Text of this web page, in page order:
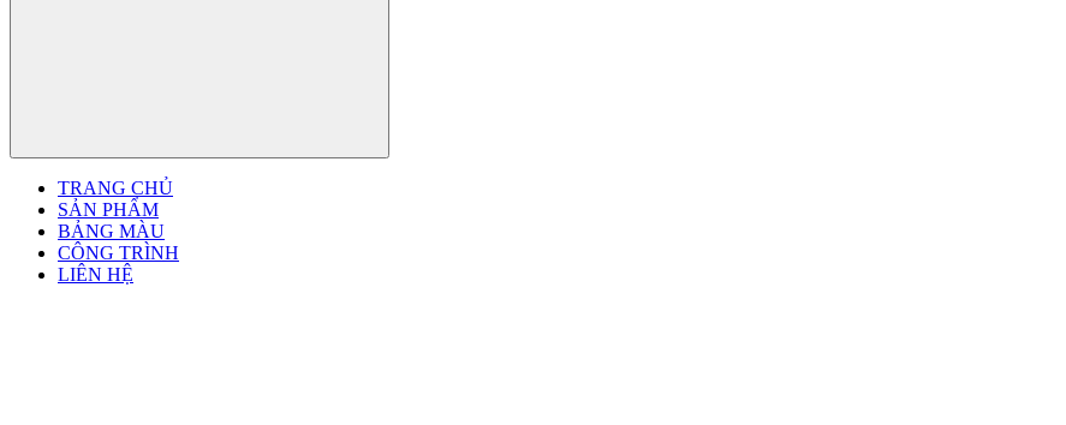
TRANG CHỦ
SẢN PHẨM
BẢNG MÀU
CÔNG TRÌNH
LIÊN HỆ